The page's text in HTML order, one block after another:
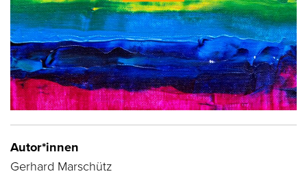
Autor*innen
Gerhard Marschütz